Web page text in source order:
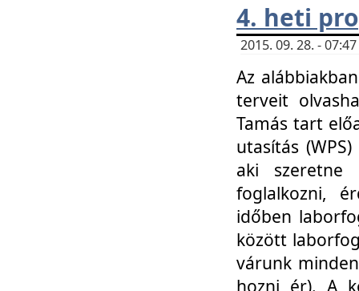
4. heti
2015. 09. 28. -
Az
terveit
Tamás tart
utasítás
aki szeretne
foglalkozni,
időben
között
várunk
hozni ér). A